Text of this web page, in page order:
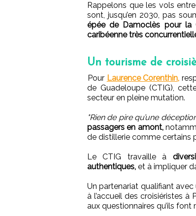
Rappelons que les vols
sont, jusqu’en 2030, pas
épée de Damoclès pour la
caribéenne très
Un tourisme de
Pour Laurence Corenthin,
de Guadeloupe (CTIG),
secteur en pleine mutation.
"Rien de pire qu’une
passagers en amont,
de distillerie comme certains
Le CTIG travaille à
authentiques, et à impliquer
Un partenariat qualifiant
à l’accueil des croisiéristes
aux questionnaires qu’ils font